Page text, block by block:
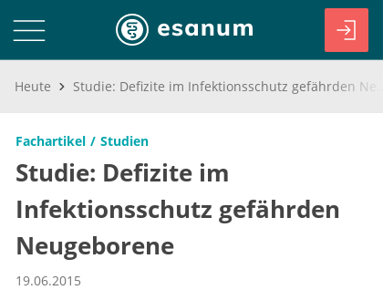
Heute
Fachartikel Studien
Studie: Defizite im
Infektionsschutz gefährden
Neugeborene
19.06.2015